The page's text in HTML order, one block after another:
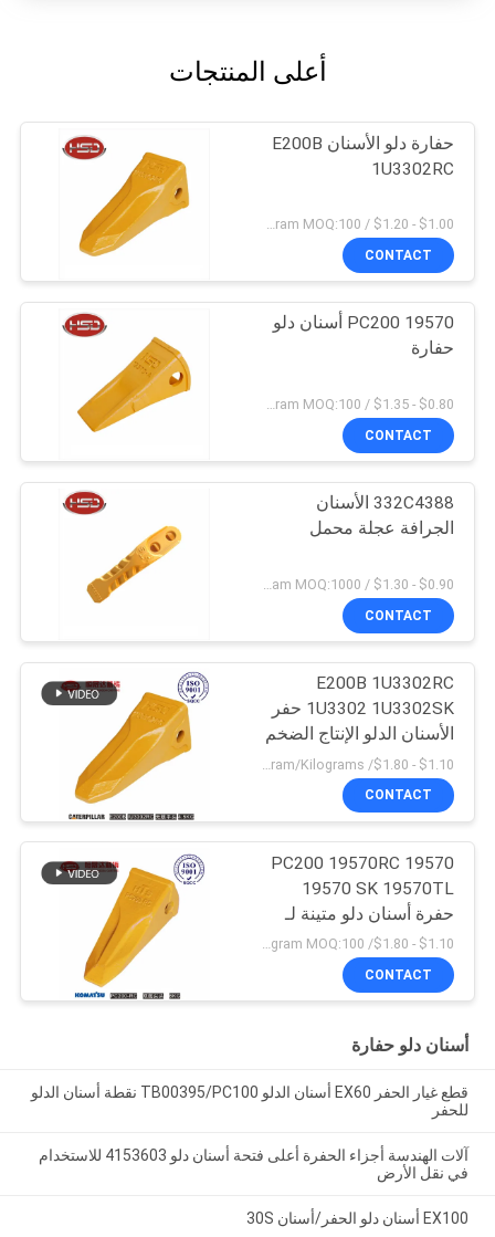
أعلى المنتجات
حفارة دلو الأسنان E200B
1U3302RC
$1.00 - $1.20 / Kilogram MOQ:100 كيلوغرام / كيلوغرام
CONTACT
PC200 19570 أسنان دلو
حفارة
CONTACT
332C4388 الأسنان
الجرافة عجلة محمل
CONTACT
E200B 1U3302RC
1U3302 1U3302SK حفر
الأسنان الدلو الإنتاج الضخم
CONTACT
PC200 19570RC 19570
19570 SK 19570TL
حفرة أسنان دلو متينة لـ
كوماتسو
$1.10 - $1.80/ Kilogram MOQ:100 كيلوغرام / كيلوغرام
CONTACT
أسنان دلو حفارة
قطع غيار الحفر EX60 أسنان الدلو TB00395/PC100 نقطة أسنان الدلو
للحفر
آلات الهندسة أجزاء الحفرة أعلى فتحة أسنان دلو 4153603 للاستخدام
في نقل الأرض
EX100 أسنان دلو الحفر/أسنان 30S